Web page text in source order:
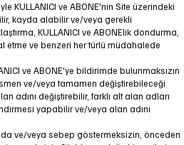
KULLANICI ve ABONE'nin Site üzerindeki
kayda alabilir ve/veya gerekli
KULLANICI ve ABONElik dondurma,
etme ve benzeri her türlü müdahalede
ve ABONE'ye bildirimde bulunmaksızın
ve/veya tamamen değiştirebileceği
adını değiştirebilir, farklı alt alan adları
yapabilir ve/veya alan adını
ve/veya sebep göstermeksizin, önceden